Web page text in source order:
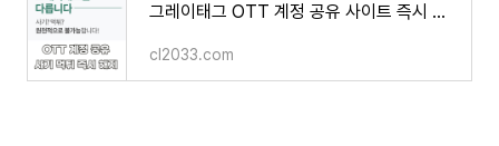
그레이태그 OTT 계정 공유 사이트 즉시 해지 잔여 이용료 보장 사기 먹튀
cl2033.com